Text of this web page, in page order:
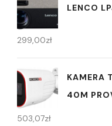
LENCO
299,00zł
KAMERA
40M
503,07zł